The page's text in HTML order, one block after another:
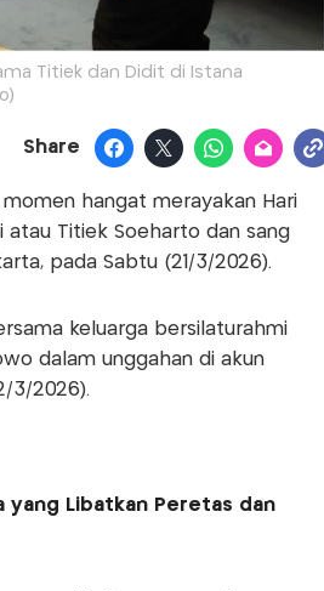
Titiek dan Didit di Istana
Share
hangat merayakan Hari
atau Titiek Soeharto dan sang
pada Sabtu (21/3/2026).
keluarga bersilaturahmi
dalam unggahan di akun
3/2026).
yang Libatkan Peretas dan